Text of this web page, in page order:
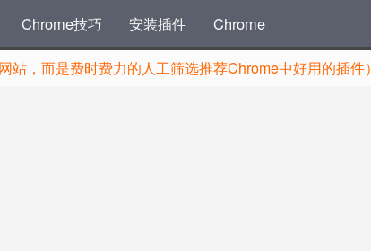
Chrome技巧 安装插件 Chrome
站，而是费时费力的人工筛选推荐Chrome中好用的插件）